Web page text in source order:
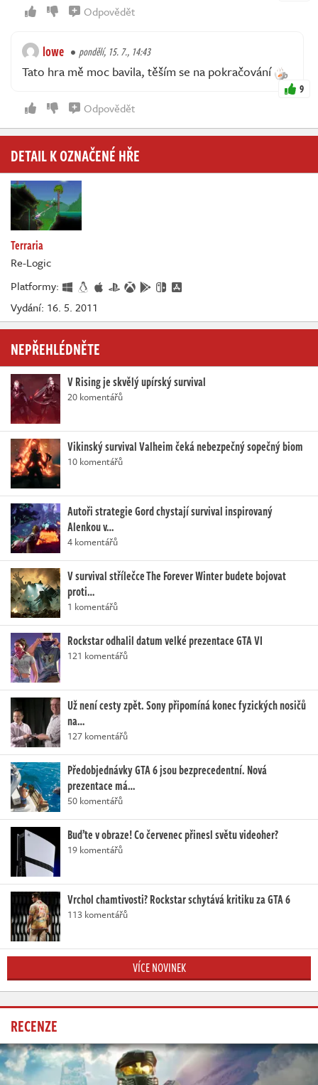
Odpovědět
lowe pondělí, 15. 7., 14:43
Tato hra mě moc bavila, těším se na pokračování
9
Odpovědět
DETAIL K OZNAČENÉ HŘE
Terraria
Re-Logic
Platformy:
Vydání: 16. 5. 2011
NEPŘEHLÉDNĚTE
V Rising je skvělý upírský survival
20 komentářů
Vikinský survival Valheim čeká nebezpečný sopečný biom
10 komentářů
Autoři strategie Gord chystají survival inspirovaný
Alenkou v…
4 komentářů
V survival střílečce The Forever Winter budete bojovat
proti…
1 komentářů
Rockstar odhalil datum velké prezentace GTA VI
121 komentářů
Už není cesty zpět. Sony připomíná konec fyzických nosičů
na…
127 komentářů
Předobjednávky GTA 6 jsou bezprecedentní. Nová
prezentace má…
50 komentářů
Buďte v obraze! Co červenec přinesl světu videoher?
19 komentářů
Vrchol chamtivosti? Rockstar schytává kritiku za GTA 6
113 komentářů
VÍCE NOVINEK
RECENZE